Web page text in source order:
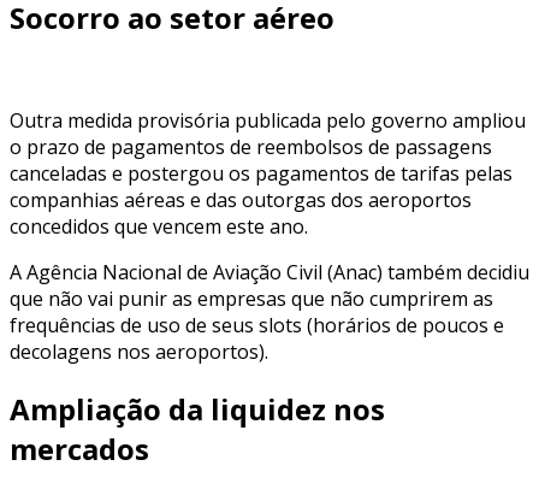
Socorro ao setor aéreo
Outra medida provisória publicada pelo governo ampliou
o prazo de pagamentos de reembolsos de passagens
canceladas e postergou os pagamentos de tarifas pelas
companhias aéreas e das outorgas dos aeroportos
concedidos que vencem este ano.
A Agência Nacional de Aviação Civil (Anac) também decidiu
que não vai punir as empresas que não cumprirem as
frequências de uso de seus slots (horários de poucos e
decolagens nos aeroportos).
Ampliação da liquidez nos
mercados